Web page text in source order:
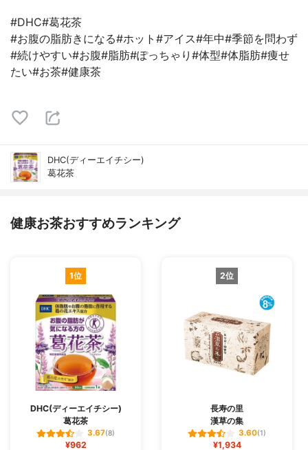
#DHC#葛花茶
#お腹の脂肪きになる#ホット#アイス#年中#季節を問わず
#続けやすい#お腹#脂肪#ぽっちゃり#体型#体脂肪#痩せ
たい#お茶#健康茶
DHC(ディーエイチシー)
葛花茶
健康お茶おすすめランキング
1位
DHC(ディーエイチシー)
葛花茶
3.67(8)
¥962
2位
長寿の里
漢草の集
3.60(1)
¥1,934